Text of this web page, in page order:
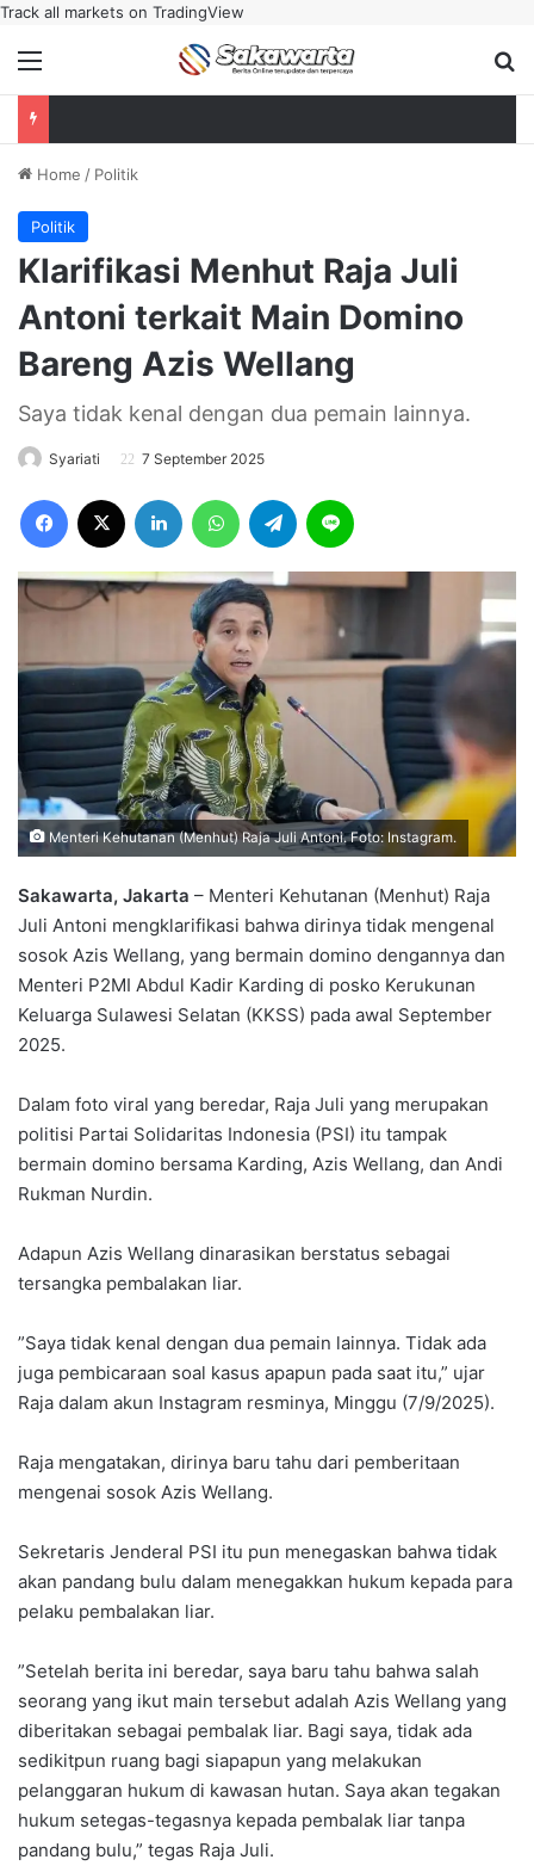
Track all markets on TradingView
Menu
Home / Politik
Politik
Klarifikasi Menhut Raja Juli
Antoni terkait Main Domino
Bareng Azis Wellang
Saya tidak kenal dengan dua pemain lainnya.
Syariati 7 September 2025
Facebook LinkedIn WhatsAppTelegram
Menteri Kehutanan (Menhut) Raja Juli Antoni. Foto: Instagram.
Sakawarta, Jakarta – Menteri Kehutanan (Menhut) Raja
Juli Antoni mengklarifikasi bahwa dirinya tidak mengenal
sosok Azis Wellang, yang bermain domino dengannya dan
Menteri P2MI Abdul Kadir Karding di posko Kerukunan
Keluarga Sulawesi Selatan (KKSS) pada awal September
2025.
‎Dalam foto viral yang beredar, Raja Juli yang merupakan
politisi Partai Solidaritas Indonesia (PSI) itu tampak
bermain domino bersama Karding, Azis Wellang, dan Andi
Rukman Nurdin.
‎Adapun Azis Wellang dinarasikan berstatus sebagai
tersangka pembalakan liar.
‎”Saya tidak kenal dengan dua pemain lainnya. Tidak ada
juga pembicaraan soal kasus apapun pada saat itu,” ujar
Raja dalam akun Instagram resminya, Minggu (7/9/2025).
‎Raja mengatakan, dirinya baru tahu dari pemberitaan
mengenai sosok Azis Wellang.
‎Sekretaris Jenderal PSI itu pun menegaskan bahwa tidak
akan pandang bulu dalam menegakkan hukum kepada para
pelaku pembalakan liar.
‎”Setelah berita ini beredar, saya baru tahu bahwa salah
seorang yang ikut main tersebut adalah Azis Wellang yang
diberitakan sebagai pembalak liar. Bagi saya, tidak ada
sedikitpun ruang bagi siapapun yang melakukan
pelanggaran hukum di kawasan hutan. Saya akan tegakan
hukum setegas-tegasnya kepada pembalak liar tanpa
pandang bulu,” tegas Raja Juli.